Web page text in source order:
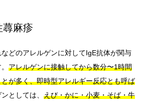
蕁麻疹
どのアレルゲンに対してIgE抗体が関与
アレルゲンに接触してから数分〜1時間
が多く、即時型アレルギー反応とも呼ば
としては、 えび・かに・小麦・そば・牛